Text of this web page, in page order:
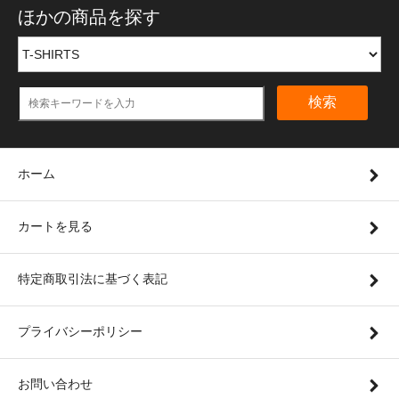
ほかの商品を探す
検索
ホーム
カートを見る
特定商取引法に基づく表記
プライバシーポリシー
お問い合わせ